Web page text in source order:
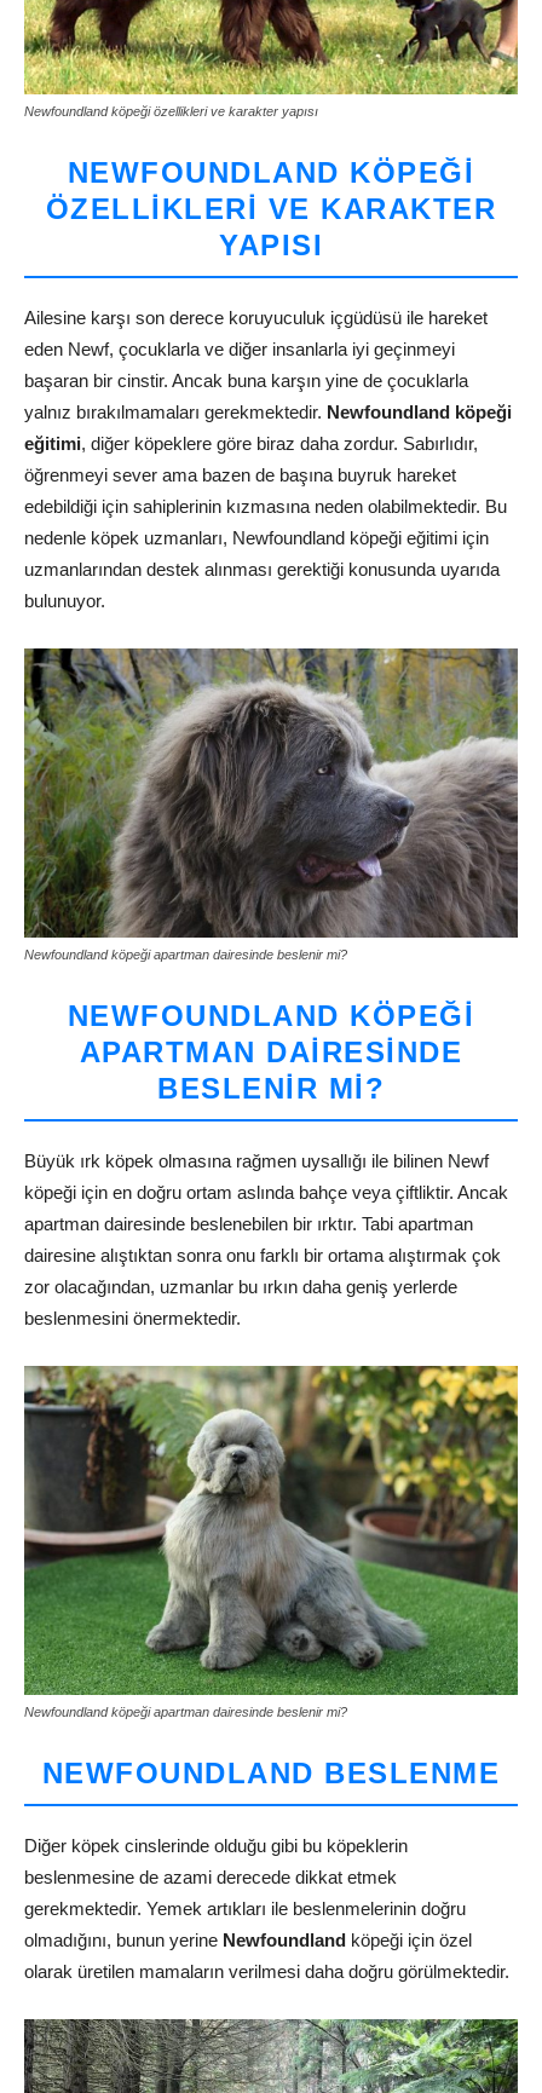
Newfoundland köpeği özellikleri ve karakter yapısı
NEWFOUNDLAND KÖPEĞI
ÖZELLIKLERI VE KARAKTER
YAPISI
Ailesine karşı son derece koruyuculuk içgüdüsü ile hareket
eden Newf, çocuklarla ve diğer insanlarla iyi geçinmeyi
başaran bir cinstir. Ancak buna karşın yine de çocuklarla
yalnız bırakılmamaları gerekmektedir. Newfoundland köpeği
eğitimi, diğer köpeklere göre biraz daha zordur. Sabırlıdır,
öğrenmeyi sever ama bazen de başına buyruk hareket
edebildiği için sahiplerinin kızmasına neden olabilmektedir. Bu
nedenle köpek uzmanları, Newfoundland köpeği eğitimi için
uzmanlarından destek alınması gerektiği konusunda uyarıda
bulunuyor.
Newfoundland köpeği apartman dairesinde beslenir mi?
NEWFOUNDLAND KÖPEĞI
APARTMAN DAIRESINDE
BESLENIR MI?
Büyük ırk köpek olmasına rağmen uysallığı ile bilinen Newf
köpeği için en doğru ortam aslında bahçe veya çiftliktir. Ancak
apartman dairesinde beslenebilen bir ırktır. Tabi apartman
dairesine alıştıktan sonra onu farklı bir ortama alıştırmak çok
zor olacağından, uzmanlar bu ırkın daha geniş yerlerde
beslenmesini önermektedir.
Newfoundland köpeği apartman dairesinde beslenir mi?
NEWFOUNDLAND BESLENME
Diğer köpek cinslerinde olduğu gibi bu köpeklerin
beslenmesine de azami derecede dikkat etmek
gerekmektedir. Yemek artıkları ile beslenmelerinin doğru
olmadığını, bunun yerine Newfoundland köpeği için özel
olarak üretilen mamaların verilmesi daha doğru görülmektedir.